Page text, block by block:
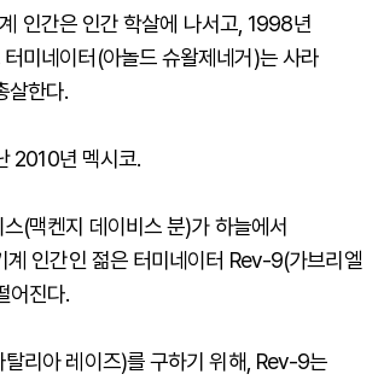
인간은 인간 학살에 나서고, 1998년
미네이터(아놀드 슈왈제네거)는 사라
살한다.
2010년 멕시코.
(맥켄지 데이비스 분)가 하늘에서
계 인간인 젊은 터미네이터 Rev-9(가브리엘
어진다.
리아 레이즈)를 구하기 위해, Rev-9는